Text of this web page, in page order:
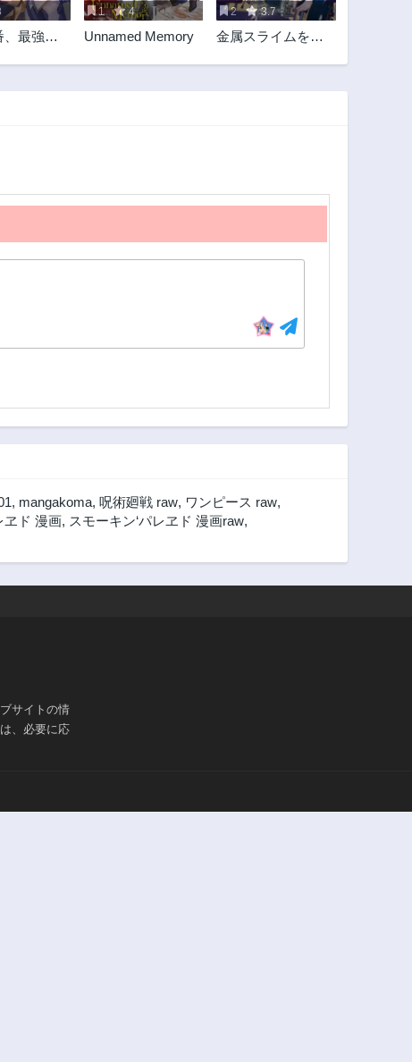
、最強に
番として
1 4
Unnamed Memory
2 3.7
金属スライムを倒
ばれるまで
, mangakoma, 呪術廻戦 raw, ワンピース raw,
ヱド 漫画, スモーキン‘パレヱド 漫画raw,
サイトの情
、必要に応